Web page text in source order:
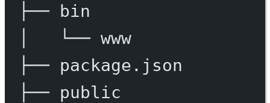
├──
bin
└── www
├──
package.json
├──
public